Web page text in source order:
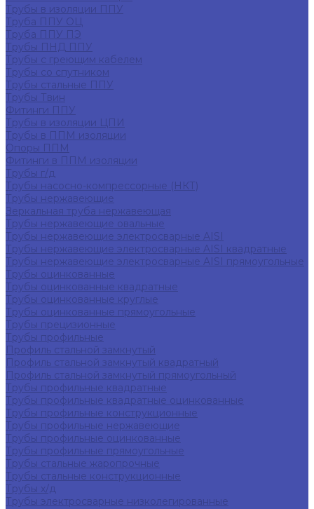
Трубы в изоляции ППУ
Труба ППУ ОЦ
Труба ППУ ПЭ
Трубы ПНД ППУ
Трубы с греющим кабелем
Трубы со спутником
Трубы стальные ППУ
Трубы Твин
Фитинги ППУ
Трубы в изоляции ЦПИ
Трубы в ППМ изоляции
Опоры ППМ
Фитинги в ППМ изоляции
Трубы г/д
Трубы насосно-компрессорные (НКТ)
Трубы нержавеющие
Зеркальная труба нержавеющая
Трубы нержавеющие овальные
Трубы нержавеющие электросварные AISI
Трубы нержавеющие электросварные AISI квадратные
Трубы нержавеющие электросварные AISI прямоугольные
Трубы оцинкованные
Трубы оцинкованные квадратные
Трубы оцинкованные круглые
Трубы оцинкованные прямоугольные
Трубы прецизионные
Трубы профильные
Профиль стальной замкнутый
Профиль стальной замкнутый квадратный
Профиль стальной замкнутый прямоугольный
Трубы профильные квадратные
Трубы профильные квадратные оцинкованные
Трубы профильные конструкционные
Трубы профильные нержавеющие
Трубы профильные оцинкованные
Трубы профильные прямоугольные
Трубы стальные жаропрочные
Трубы стальные конструкционные
Трубы х/д
Трубы электросварные низколегированные